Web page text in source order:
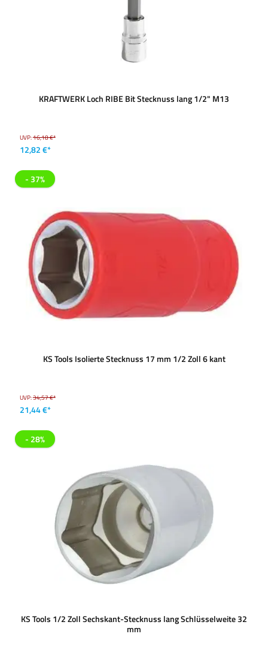
KRAFTWERK Loch RIBE Bit Stecknuss lang 1/2" M13
UVP:16,18 €*
12,82 €*
- 37%
KS Tools Isolierte Stecknuss 17 mm 1/2 Zoll 6 kant
UVP:34,57 €*
21,44 €*
- 28%
KS Tools 1/2 Zoll Sechskant-Stecknuss lang Schlüsselweite 32
mm